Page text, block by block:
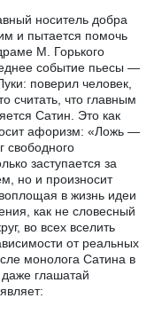
носитель добра
и пытается помочь
М. Горького
событие пьесы —
поверил человек,
считать, что главным
Сатин. Это как
афоризм: «Ложь —
свободного
заступается за
но и произносит
в жизнь идеи
как не словесный
во всех вселить
от реальных
монолога Сатина в
глашатай